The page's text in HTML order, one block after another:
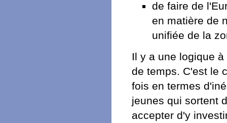
de faire de
en matière de
unifiée de la
Il y a une logique
de temps. C'est le
fois en termes
jeunes qui sortent
accepter d'y